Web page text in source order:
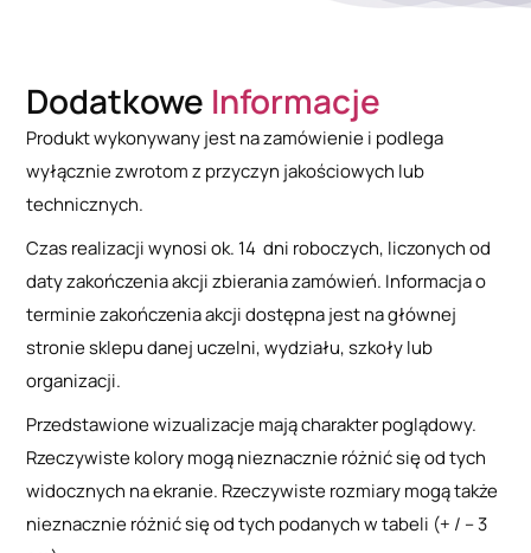
Dodatkowe Informacje
Produkt wykonywany jest na zamówienie i podlega
wyłącznie zwrotom z przyczyn jakościowych lub
technicznych.
Czas realizacji wynosi ok. 14 dni roboczych, liczonych od
daty zakończenia akcji zbierania zamówień. Informacja o
terminie zakończenia akcji dostępna jest na głównej
stronie sklepu danej uczelni, wydziału, szkoły lub
organizacji.
Przedstawione wizualizacje mają charakter poglądowy.
Rzeczywiste kolory mogą nieznacznie różnić się od tych
widocznych na ekranie. Rzeczywiste rozmiary mogą także
nieznacznie różnić się od tych podanych w tabeli (+ / – 3